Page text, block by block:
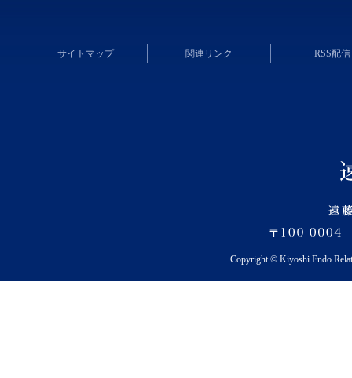
サイトマップ 関連リンク RSS配信
Copyright © Kiyoshi Endo